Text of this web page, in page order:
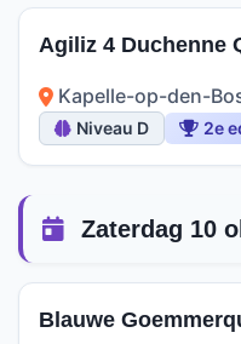
Agiliz 4 Duchenne
Kapelle-op-den-
Niveau D 2e
Zaterdag 10
Blauwe